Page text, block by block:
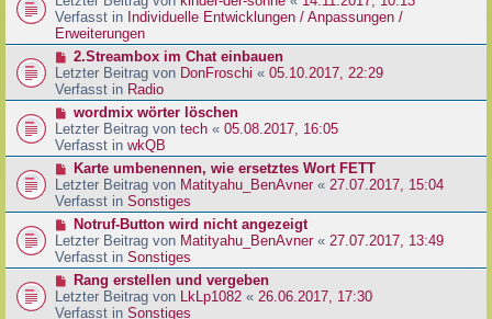
a
g
B
e
i
r
a
g
u
e
r
B
e
i
r
a
g
Verfasst in Individuelle Entwicklungen / Anpassungen /
Erweiterungen
N
e
u
e
r
B
e
t
r
a
g
2.Streambox im Chat einbauen
Letzter Beitrag von DonFroschi « 05.10.2017, 22:29
Verfasst in Radio
N
e
u
e
r
B
e
t
r
a
g
wordmix wörter löschen
Letzter Beitrag von tech « 05.08.2017, 16:05
Verfasst in wkQB
N
e
u
e
r
B
e
t
r
Karte umbenennen, wie ersetztes Wort FETT
Letzter Beitrag von Matityahu_BenAvner « 27.07.2017, 15:04
Verfasst in Sonstiges
N
e
u
e
r
B
Notruf-Button wird nicht angezeigt
Letzter Beitrag von Matityahu_BenAvner« 27.07.2017, 13:49
Verfasst in Sonstiges
N
e
u
Rang erstellen und vergeben
Letzter Beitrag von LkLp1082 « 26.06.2017, 17:30
Verfasst in Sonstiges